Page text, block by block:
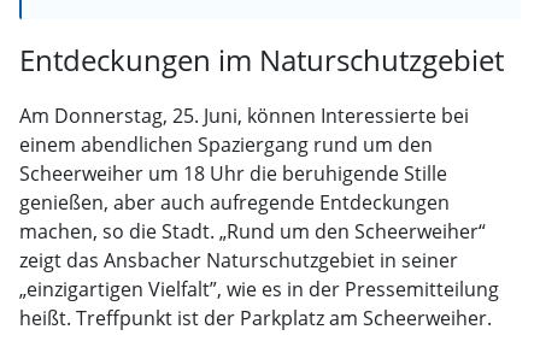
Entdeckungen im Naturschutzgebiet
Am Donnerstag, 25. Juni, können Interessierte bei
einem abendlichen Spaziergang rund um den
Scheerweiher um 18 Uhr die beruhigende Stille
genießen, aber auch aufregende Entdeckungen
machen, so die Stadt. „Rund um den Scheerweiher“
zeigt das Ansbacher Naturschutzgebiet in seiner
„einzigartigen Vielfalt”, wie es in der Pressemitteilung
heißt. Treffpunkt ist der Parkplatz am Scheerweiher.